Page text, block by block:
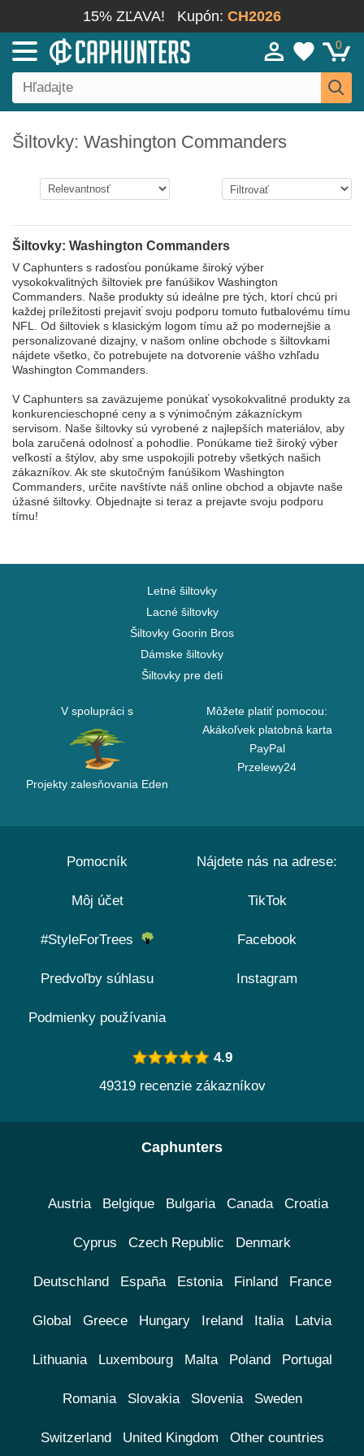
15% ZĽAVA! Kupón: CH2026
0
Šiltovky: Washington Commanders
Šiltovky: Washington Commanders
V Caphunters s radosťou ponúkame široký výber
vysokokvalitných šiltoviek pre fanúšikov Washington
Commanders. Naše produkty sú ideálne pre tých, ktorí chcú pri
každej príležitosti prejaviť svoju podporu tomuto futbalovému tímu
NFL. Od šiltoviek s klasickým logom tímu až po modernejšie a
personalizované dizajny, v našom online obchode s šiltovkami
nájdete všetko, čo potrebujete na dotvorenie vášho vzhľadu
Washington Commanders.
V Caphunters sa zaväzujeme ponúkať vysokokvalitné produkty za
konkurencieschopné ceny a s výnimočným zákazníckym
servisom. Naše šiltovky sú vyrobené z najlepších materiálov, aby
bola zaručená odolnosť a pohodlie. Ponúkame tiež široký výber
veľkostí a štýlov, aby sme uspokojili potreby všetkých našich
zákazníkov. Ak ste skutočným fanúšikom Washington
Commanders, určite navštívte náš online obchod a objavte naše
úžasné šiltovky. Objednajte si teraz a prejavte svoju podporu
tímu!
Letné šiltovky
Lacné šiltovky
Šiltovky Goorin Bros
Dámske šiltovky
Šiltovky pre deti
V spolupráci s
Projekty zalesňovania Eden
Môžete platiť pomocou:
Akákoľvek platobná karta
PayPal
Przelewy24
Pomocník
Môj účet
#StyleForTrees
Predvoľby súhlasu
Podmienky používania
Nájdete nás na adrese:
TikTok
Facebook
Instagram
4.9
49319 recenzie zákazníkov
Caphunters
Austria Belgique Bulgaria Canada Croatia
Cyprus Czech Republic Denmark
Deutschland España Estonia Finland France
Global Greece Hungary Ireland Italia Latvia
Lithuania Luxembourg Malta Poland Portugal
Romania Slovakia Slovenia Sweden
Switzerland United Kingdom Other countries